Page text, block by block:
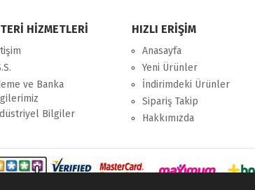
HİZMETLERİ
ve Banka
Bilgiler
HIZLI ERİŞİM
Anasayfa
Yeni Ürünler
İndirimdeki Ürünler
Sipariş Takip
Hakkımızda